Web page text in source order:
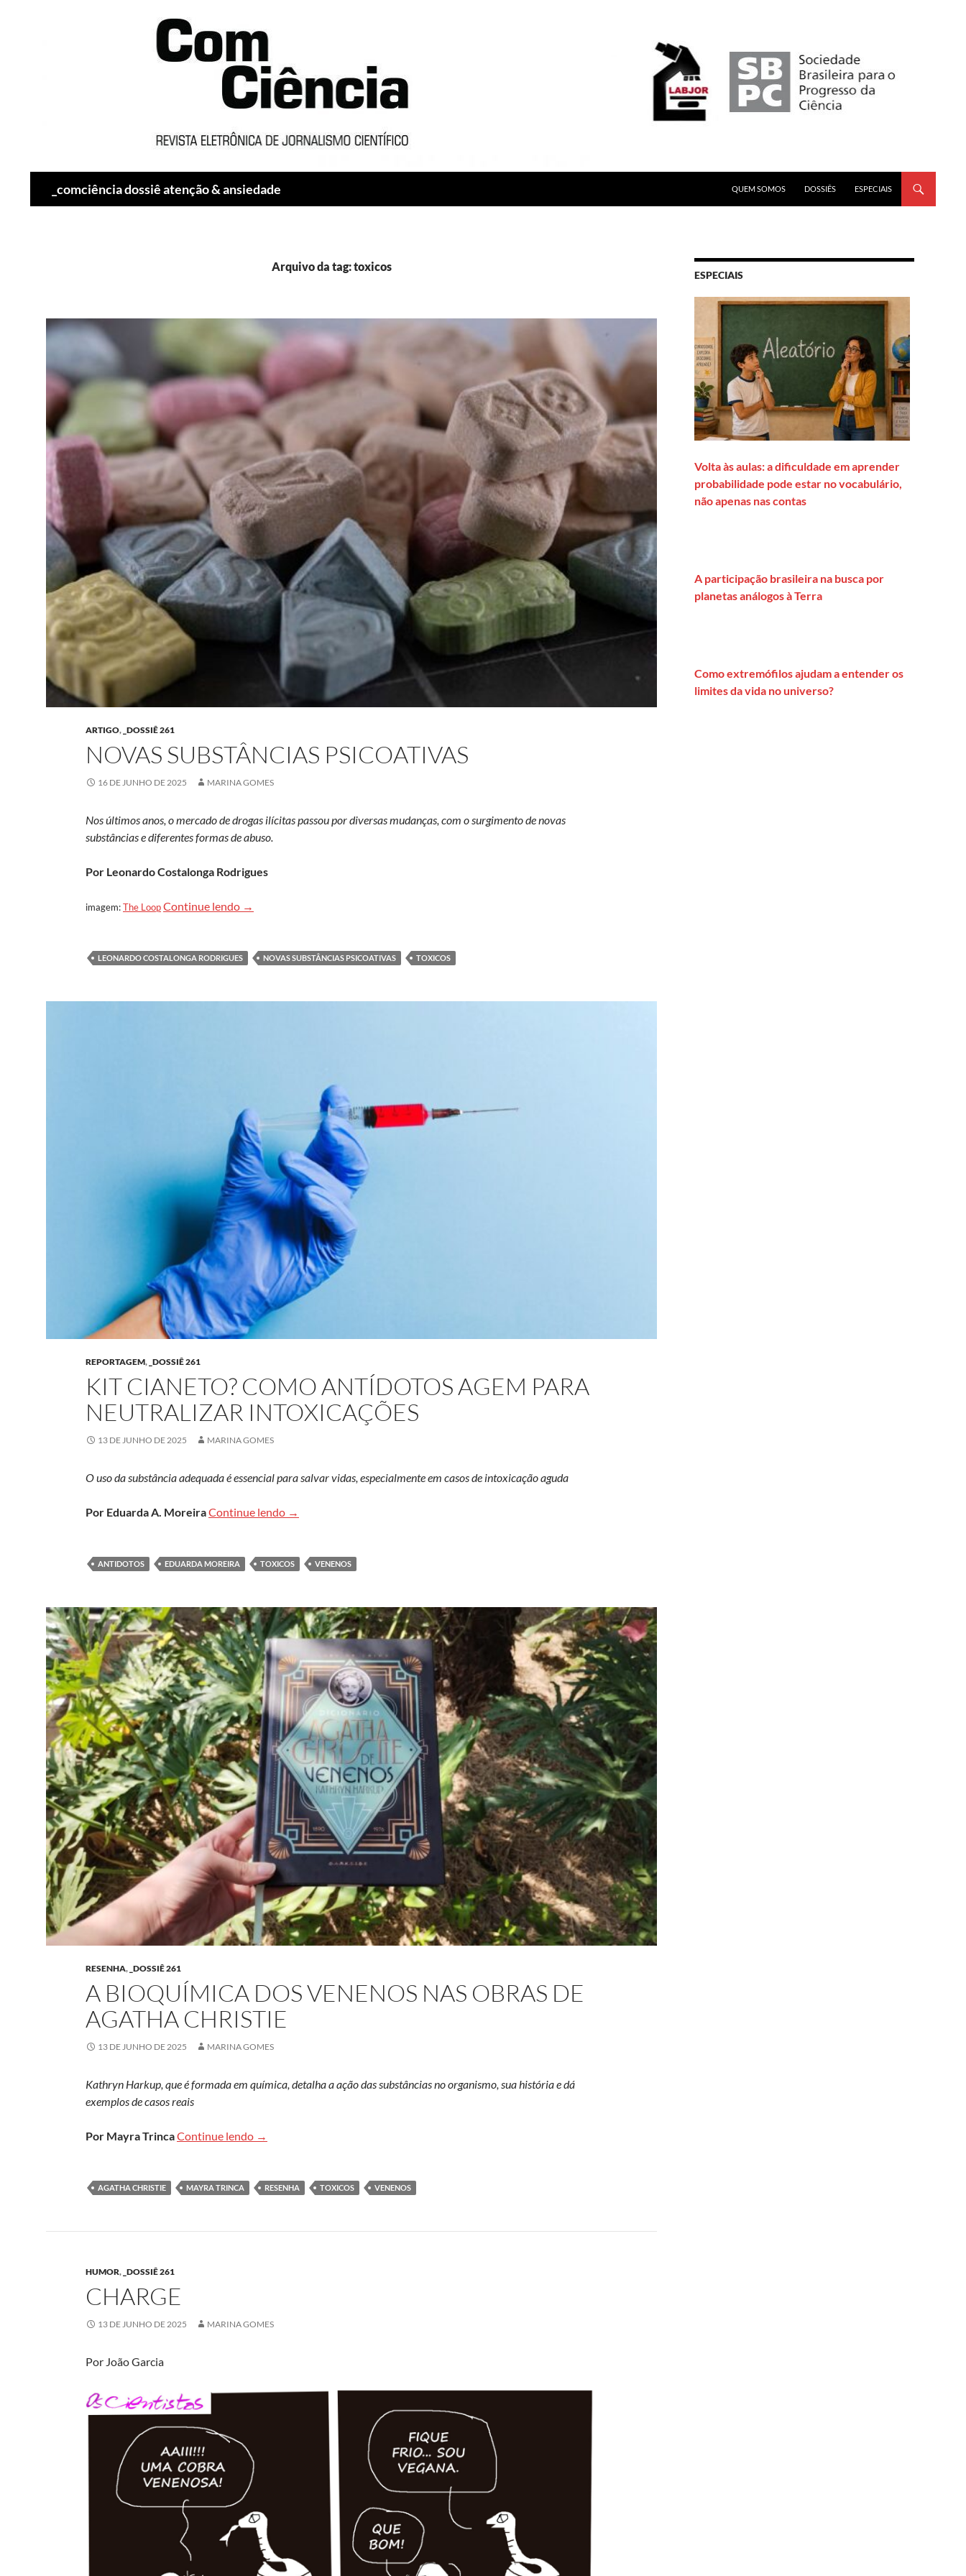
_comciência dossiê atenção & ansiedade
QUEM SOMOS
DOSSIÊS ESPECIAIS
Arquivo da tag: toxicos
ARTIGO, _DOSSIÊ 261
NOVAS SUBSTÂNCIAS PSICOATIVAS
16 DE JUNHO DE 2025 MARINA GOMES
Nos últimos anos, o mercado de drogas ilícitas passou por diversas mudanças, com o surgimento de novas
substâncias e diferentes formas de abuso.
Por Leonardo Costalonga Rodrigues
imagem:The LoopContinue lendo Novas substâncias psicoativas
→
LEONARDO COSTALONGA RODRIGUES NOVAS SUBSTÂNCIAS PSICOATIVAS TOXICOS
REPORTAGEM, _DOSSIÊ 261
KIT CIANETO? COMO ANTÍDOTOS AGEM PARA
NEUTRALIZAR INTOXICAÇÕES
13 DE JUNHO DE 2025 MARINA GOMES
O uso da substância adequada é essencial para salvar vidas, especialmente em casos de intoxicação aguda
Por Eduarda A. MoreiraContinue lendo Kit cianeto? Como antídotos agem para neutralizar intoxicações
→
ANTIDOTOS EDUARDA MOREIRA TOXICOS VENENOS
RESENHA, _DOSSIÊ 261
A BIOQUÍMICA DOS VENENOS NAS OBRAS DE
AGATHA CHRISTIE
13 DE JUNHO DE 2025 MARINA GOMES
Kathryn Harkup, que é formada em química, detalha a ação das substâncias no organismo, sua história e dá
exemplos de casos reais
Por Mayra TrincaContinue lendo A bioquímica dos venenos nas obras de Agatha Christie
→
AGATHA CHRISTIE MAYRA TRINCA RESENHA TOXICOS VENENOS
HUMOR, _DOSSIÊ 261
CHARGE
13 DE JUNHO DE 2025 MARINA GOMES
Por João Garcia
ESPECIAIS
Volta às aulas: a dificuldade em aprender
probabilidade pode estar no vocabulário,
não apenas nas contas
A participação brasileira na busca por
planetas análogos à Terra
Como extremófilos ajudam a entender os
limites da vida no universo?